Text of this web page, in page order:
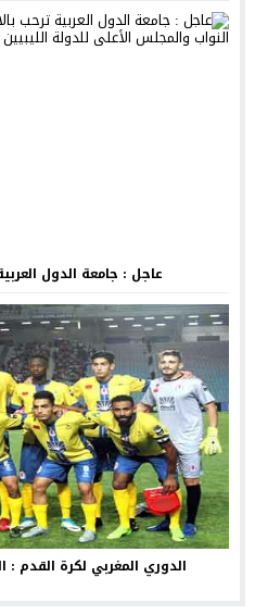
عاجل : جامعة الدول
الدوري المغربي لكرة القدم :